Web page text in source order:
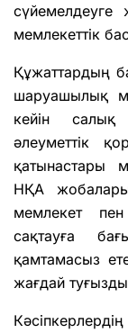
сүйемелдеуге
мемлекеттік
Құжаттардың
шаруашылық
кейін салық
әлеуметтік
қатынастары
НҚА
мемлекет пен
сақтауға
қамтамасыз
жағдай